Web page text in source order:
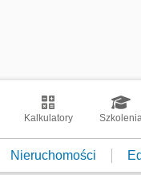
Kalkulatory
Nieruchomości